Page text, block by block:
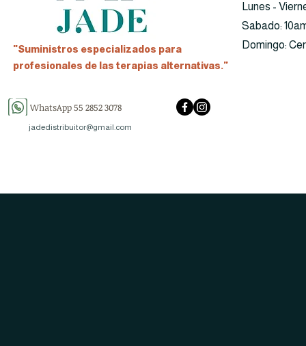
"Suministros especializados para
profesionales de las terapias alternativas."
WhatsApp 55 2852 3078
jadedistribuitor@gmail.com
Lunes -
​​Sabado:
​Domingo: